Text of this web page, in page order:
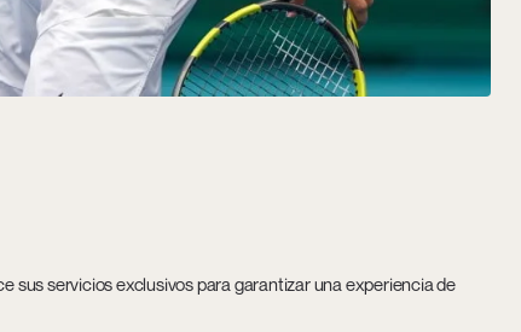
sus servicios exclusivos para garantizar una experiencia de